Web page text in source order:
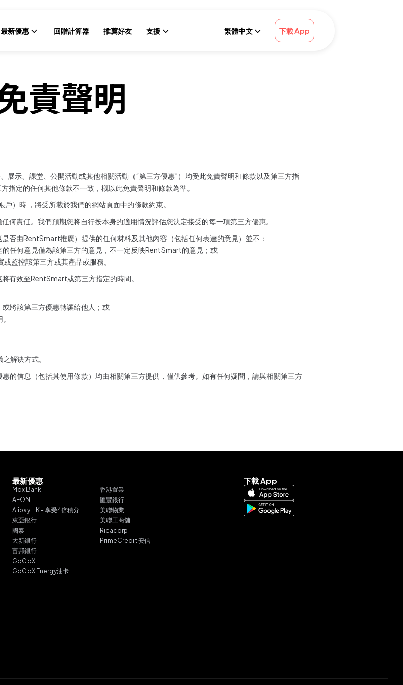
最新優惠 回贈計算器 推薦好友 支援 繁體中文 下載 App
責聲明
展示、課堂、公開活動或其他相關活動（“第三方優惠”）均受此免責聲明和條款以及第三方指
指定的任何其他條款不一致，概以此免責聲明和條款為準。
）時 ，將受所載於我們的網站頁面中的條款約束。
何責任。我們預期您將自行按本身的適用情況評估您決定接受的每一項第三方優惠。
否由RentSmart推廣）提供的任何材料及其他內容（包括任何表達的意見）並不：
任何意見僅為該第三方的意見，不一定反映RentSmart的意見；或
監控該第三方或其產品或服務。
有效至RentSmart或第三方指定的時間。
將該第三方優惠轉讓給他人；或
解诀方式。
的信息（包括其使用條款）均由相關第三方提供，僅供參考。如有任何疑問，請與相關第三方
最新優惠
Mox Bank
AEON
Alipay HK - 享受4倍積分
東亞銀行
國泰
大新銀行
富邦銀行
GoGoX
GoGoX Energy油卡
香港置業
匯豐銀行
美聯物業
美聯工商舖
Ricacorp
PrimeCredit 安信
下載 App